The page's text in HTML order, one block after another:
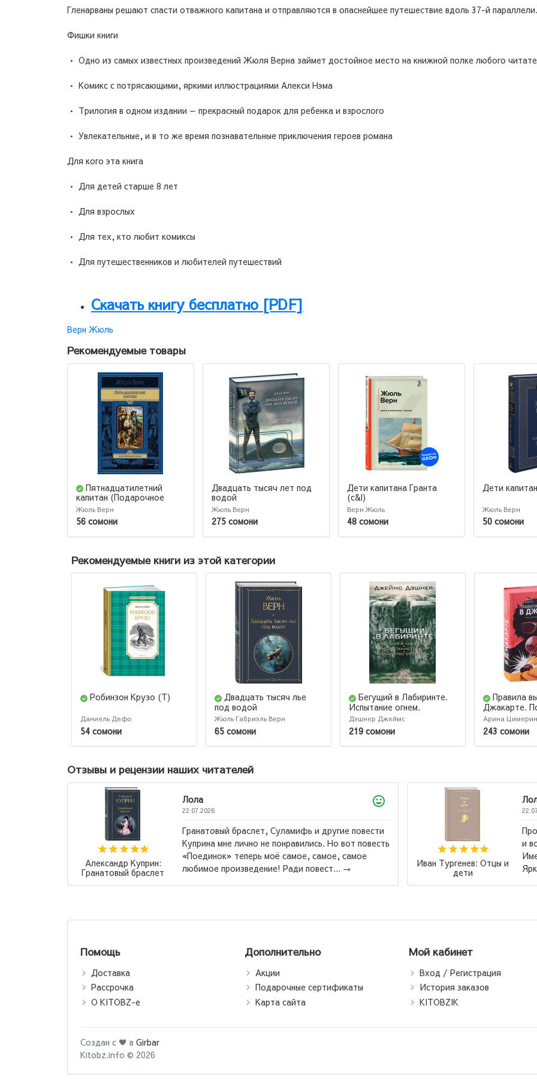
Гленарваны решают спасти отважного капитана и отправляются в опаснейшее путешествие вдоль 37-й параллели.
Фишки книги
• Одно из самых известных произведений Жюля Верна займет достойное место на книжной полке любого
• Комикс с потрясающими, яркими иллюстрациями Алекси Нэма
• Трилогия в одном издании — прекрасный подарок для ребенка и взрослого
• Увлекательные, и в то же время познавательные приключения героев романа
Для кого эта книга
• Для детей старше 8 лет
• Для взрослых
• Для тех, кто любит комиксы
• Для путешественников и любителей путешествий
Скачать книгу бесплатно [PDF]
Верн Жюль
Рекомендуемые товары
Пятнадцатилетний
капитан (Подарочное
издание)
Жюль Верн
56 сомони
Двадцать тысяч лет под
водой
Жюль Верн
275 сомони
Дети капитана Гранта
(c&l)
Верн Жюль
48 сомони
Дети
Жюль Верн
50 сомони
Рекомендуемые книги из этой категории
Робинзон Крузо (Т)
Даниель Дефо
54 сомони
Двадцать тысяч лье
под водой
Жюль Габриэль Верн
65 сомони
Бегущий в Лабиринте.
Испытание огнем.
Лекарство от смерти
Дэшнер Джеймс
219 сомони
Правила
Джакарте.
издание
Арина
243 сомони
Отзывы и рецензии наших читателей
Александр Куприн:
Гранатовый браслет
Лола
22.07.2026
Гранатовый браслет, Суламифь и другие повести
Куприна мне лично не понравились. Но вот повесть
«Поединок» теперь моё самое, самое, самое
любимое произведение! Ради повест... →
Иван Тургенев: Отцы и
дети
и
Помощь
Доставка
Рассрочка
О KITOBZ-е
Дополнительно
Акции
Подарочные сертификаты
Карта сайта
Мой кабинет
Вход / Регистрация
История заказов
KITOBZIK
Создан с ♥ в Girbar
Kitobz.info © 2026